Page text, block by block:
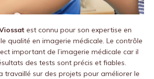
est connu pour son expertise en
qualité en imagerie médicale. Le contrôle
important de l’imagerie médicale car il
des tests sont précis et fiables.
travaillé sur des projets pour améliorer le